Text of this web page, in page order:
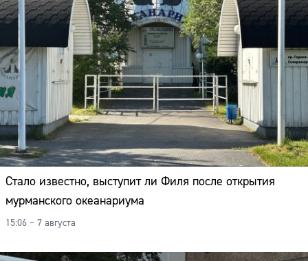
Стало известно, выступит ли Филя после открытия
мурманского океанариума
15:06 – 7 августа